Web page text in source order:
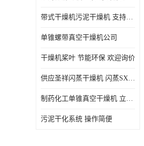
带式干燥机污泥干燥机 支持定制 价格优惠
单锥螺带真空干燥机公司
干燥机桨叶 节能环保 欢迎询价
供应圣祥闪蒸干燥机 闪蒸SXG-16型干燥机
制药化工单锥真空干燥机 立式锥形螺带搅拌式真空烘干机
污泥干化系统 操作简便